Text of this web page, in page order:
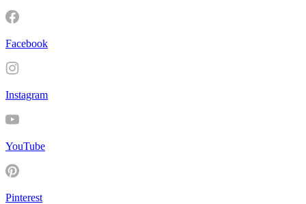
Facebook
Instagram
YouTube
Pinterest